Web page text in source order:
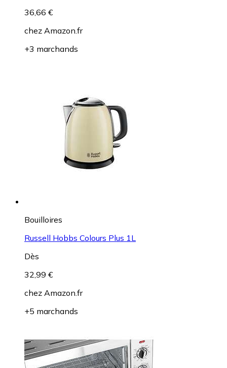
36,66 €
chez Amazon.fr
+3 marchands
Bouilloires
Russell Hobbs Colours Plus 1L
Dès
32,99 €
chez Amazon.fr
+5 marchands